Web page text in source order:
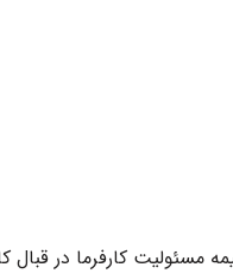
کارفرما در قبال